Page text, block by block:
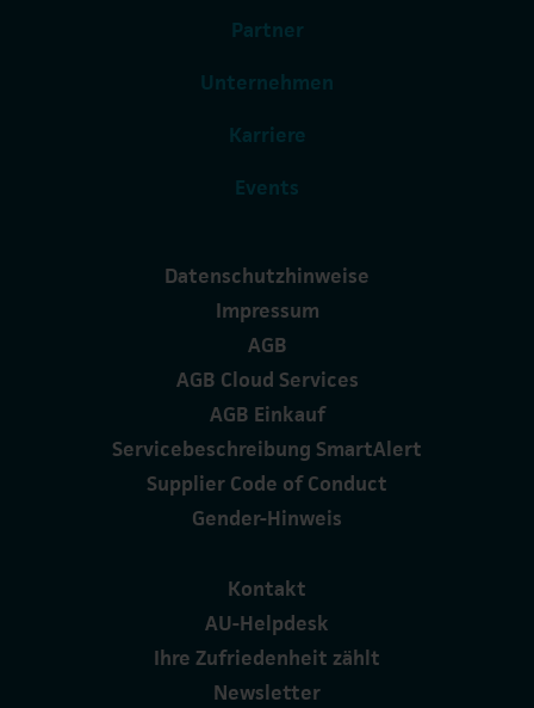
Partner
Unternehmen
Karriere
Events
Datenschutzhinweise
Impressum
AGB
AGB Cloud Services
AGB Einkauf
Servicebeschreibung SmartAlert
Supplier Code of Conduct
Gender-Hinweis
Kontakt
AU-Helpdesk
Ihre Zufriedenheit zählt
Newsletter